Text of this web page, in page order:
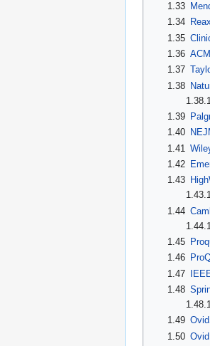
1.33
1.34
1.35
1.36
1.37
1.38
1.38.1
1.39
1.40
1.41
1.42
1.43
1.44
1.44.1
1.45
1.46
1.47
1.48
1.49
1.50